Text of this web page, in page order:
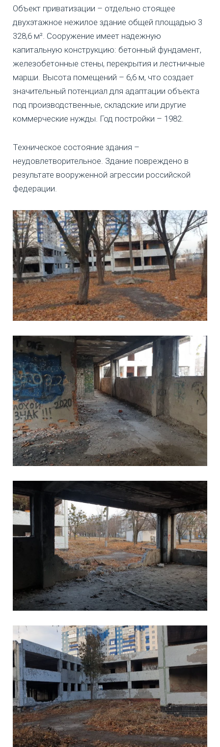
Объект приватизации – отдельно стоящее
двухэтажное нежилое здание общей площадью 3
328,6 м². Сооружение имеет надежную
капитальную конструкцию: бетонный фундамент,
железобетонные стены, перекрытия и лестничные
марши. Высота помещений – 6,6 м, что создает
значительный потенциал для адаптации объекта
под производственные, складские или другие
коммерческие нужды. Год постройки – 1982.
Техническое состояние здания –
неудовлетворительное. Здание повреждено в
результате вооруженной агрессии российской
федерации.